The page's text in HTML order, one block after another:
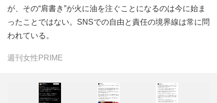
が、その“肩書き”が火に油を注ぐことになるのは今に始ま
ったことではない。SNSでの自由と責任の境界線は常に問
われている。
週刊女性PRIME